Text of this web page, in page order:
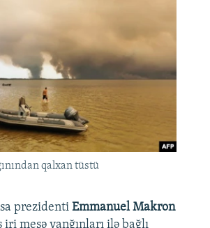
qalxan tüstü
prezidenti Emmanuel Makron
iri meşə yanğınları ilə bağlı